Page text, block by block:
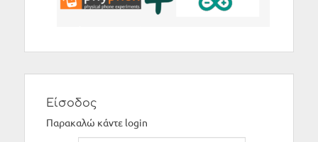
Είσοδος
Παρακαλώ κάντε login